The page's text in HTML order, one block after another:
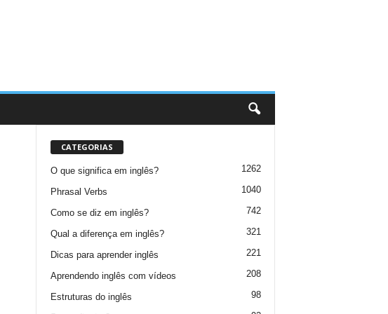
CATEGORIAS
O que significa em inglês? 1262
Phrasal Verbs 1040
Como se diz em inglês? 742
Qual a diferença em inglês? 321
Dicas para aprender inglês 221
Aprendendo inglês com vídeos 208
Estruturas do inglês 98